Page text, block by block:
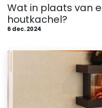
Wat in plaats van
houtkachel?
6 dec. 2024